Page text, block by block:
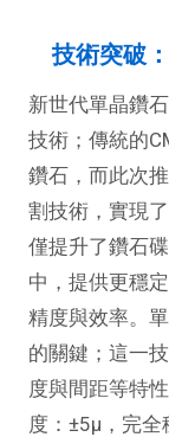
技術突破
新世代單晶鑽
技術；傳統的
鑽石，而此次
割技術，實現
僅提升了鑽石
中，提供更穩
精度與效率。
的關鍵；這一
度與間距等特
度：±5μ，完